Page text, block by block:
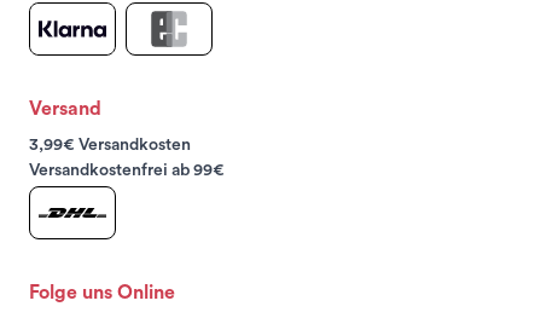
Versand
3,99€ Versandkosten
Versandkostenfrei ab 99€
Folge uns Online